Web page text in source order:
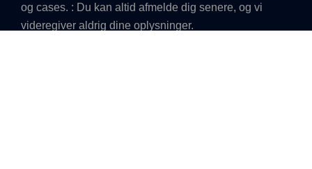
og cases. : Du kan altid afmelde dig senere, og vi
videregiver aldrig dine oplysninger.